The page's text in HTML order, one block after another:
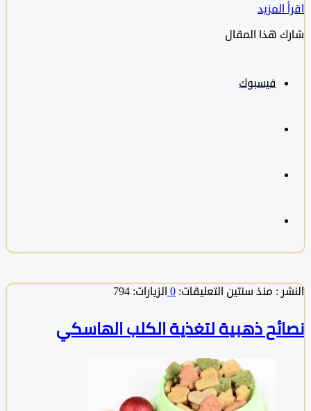
هذا المقال
فيسبوك
:منذ سنتينالتعليقات:0الزيارات: 794
ذهبية لتغذية الكلب الهاسكي